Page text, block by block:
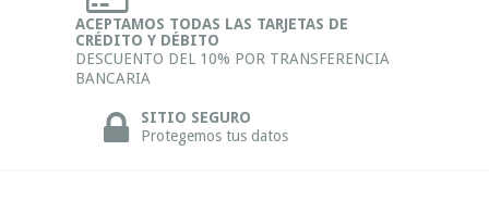
ACEPTAMOS TODAS LAS TARJETAS DE
CRÉDITO Y DÉBITO
DESCUENTO DEL 10% POR TRANSFERENCIA
BANCARIA
SITIO SEGURO
Protegemos tus datos